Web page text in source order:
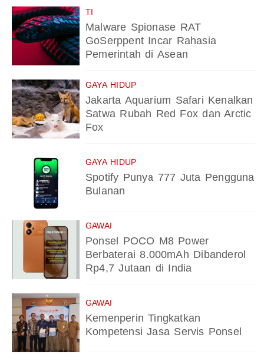
TI
Malware Spionase RAT
GoSerppent Incar Rahasia
Pemerintah di Asean
GAYA HIDUP
Jakarta Aquarium Safari Kenalkan
Satwa Rubah Red Fox dan Arctic
Fox
GAYA HIDUP
Spotify Punya 777 Juta Pengguna
Bulanan
GAWAI
Ponsel POCO M8 Power
Berbaterai 8.000mAh Dibanderol
Rp4,7 Jutaan di India
GAWAI
Kemenperin Tingkatkan
Kompetensi Jasa Servis Ponsel